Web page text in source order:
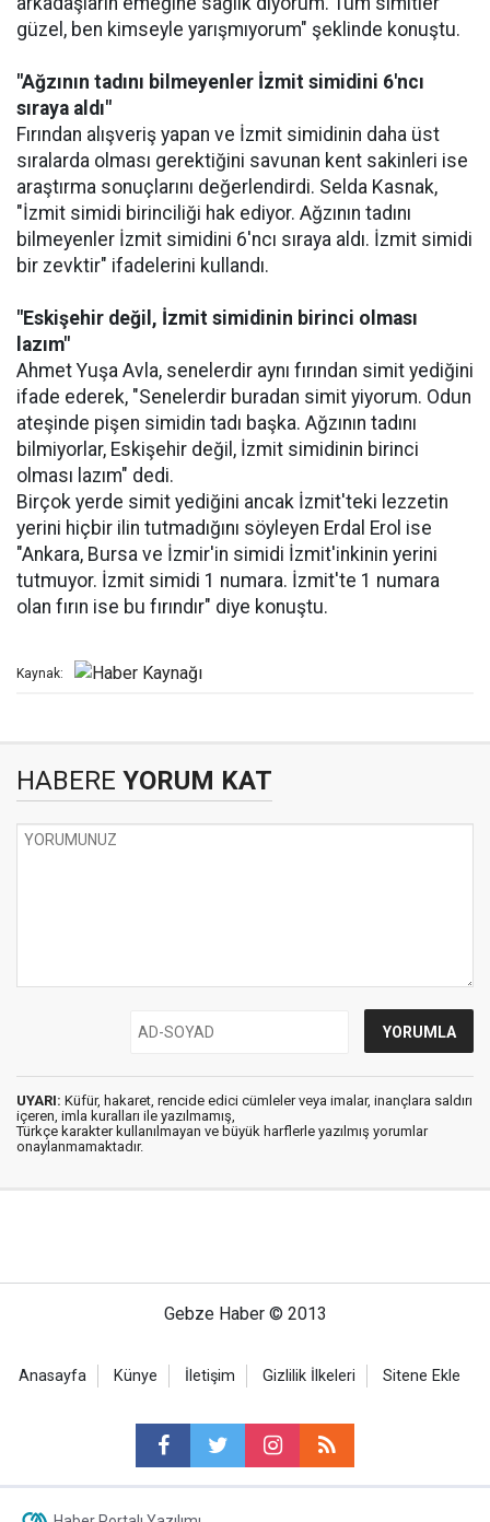
güzel, ben kimseyle yarışmıyorum" şeklinde konuştu.
"Ağzının tadını bilmeyenler İzmit simidini 6'ncı
sıraya aldı"
Fırından alışveriş yapan ve İzmit simidinin daha üst
sıralarda olması gerektiğini savunan kent sakinleri ise
araştırma sonuçlarını değerlendirdi. Selda Kasnak,
"İzmit simidi birinciliği hak ediyor. Ağzının tadını
bilmeyenler İzmit simidini 6'ncı sıraya aldı. İzmit simidi
bir zevktir" ifadelerini kullandı.
"Eskişehir değil, İzmit simidinin birinci olması
lazım"
Ahmet Yuşa Avla, senelerdir aynı fırından simit yediğini
ifade ederek, "Senelerdir buradan simit yiyorum. Odun
ateşinde pişen simidin tadı başka. Ağzının tadını
bilmiyorlar, Eskişehir değil, İzmit simidinin birinci
olması lazım" dedi.
Birçok yerde simit yediğini ancak İzmit'teki lezzetin
yerini hiçbir ilin tutmadığını söyleyen Erdal Erol ise
"Ankara, Bursa ve İzmir'in simidi İzmit'inkinin yerini
tutmuyor. İzmit simidi 1 numara. İzmit'te 1 numara
olan fırın ise bu fırındır" diye konuştu.
Kaynak:
HABERE YORUM KAT
UYARI: Küfür, hakaret, rencide edici cümleler veya imalar, inançlara saldırı
içeren, imla kuralları ile yazılmamış,
Türkçe karakter kullanılmayan ve büyük harflerle yazılmış yorumlar
onaylanmamaktadır.
Gebze Haber © 2013
Anasayfa Künye İletişim Gizlilik İlkeleri Sitene Ekle